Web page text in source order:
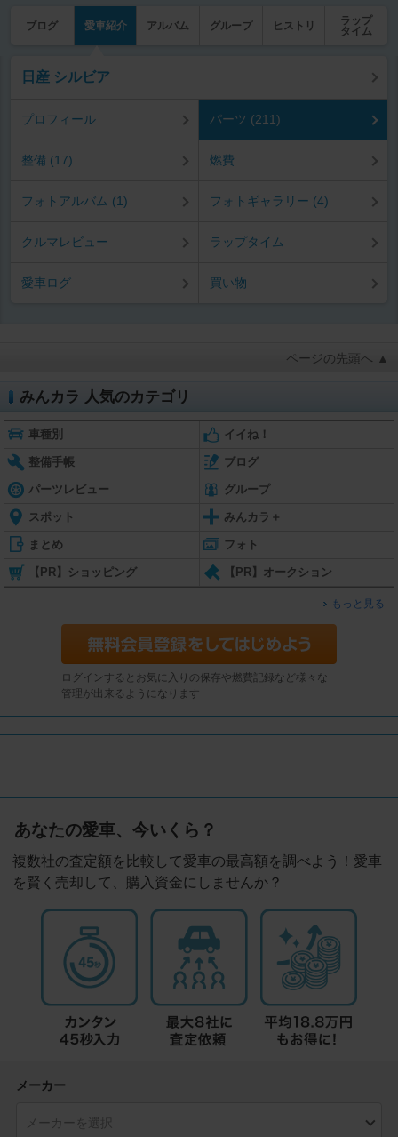
ブログ 愛車紹介 アルバム グループ ヒストリ
ラップ
タイム
日産 シルビア
プロフィール パーツ (211)
整備 (17) 燃費
フォトアルバム (1) フォトギャラリー (4)
クルマレビュー ラップタイム
愛車ログ 買い物
ページの先頭へ ▲
みんカラ 人気のカテゴリ
車種別 イイね！
整備手帳 ブログ
パーツレビュー グループ
スポット みんカラ＋
まとめ フォト
【PR】ショッピング 【PR】オークション
もっと見る
ログインするとお気に入りの保存や燃費記録など様々な
管理が出来るようになります
あなたの愛車、今いくら？
複数社の査定額を比較して愛車の最高額を調べよう！愛車
を賢く売却して、購入資金にしませんか？
メーカー